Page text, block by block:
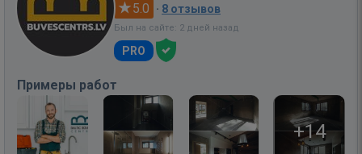
5.0 · 8 отзывов
Был на сайте: 2 дней назад
PRO
Примеры работ
+14